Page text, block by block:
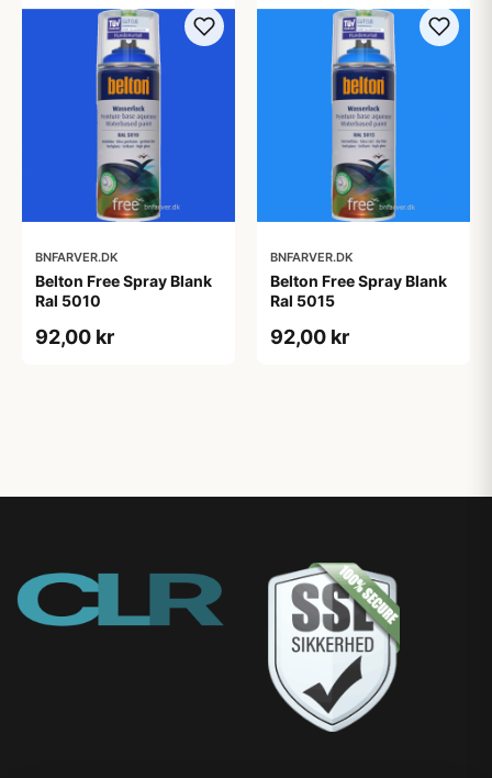
BNFARVER.DK
Belton Free Spray Blank
Ral 5010
92,00 kr
BNFARVER.DK
Belton Free Spray Blank
Ral 5015
92,00 kr